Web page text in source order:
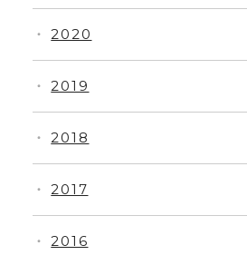
・ 2016
・ 2017
・ 2018
・ 2019
・ 2020